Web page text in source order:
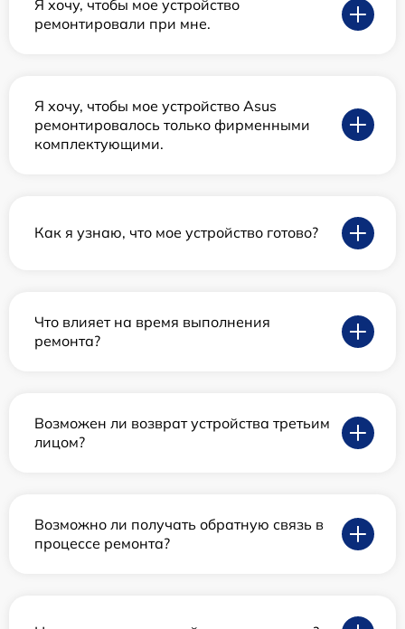
Я хочу, чтобы мое устройство
ремонтировали при мне.
Я хочу, чтобы мое устройство Asus
ремонтировалось только фирменными
комплектующими.
Как я узнаю, что мое устройство готово?
Что влияет на время выполнения
ремонта?
Возможен ли возврат устройства третьим
лицом?
Возможно ли получать обратную связь в
процессе ремонта?